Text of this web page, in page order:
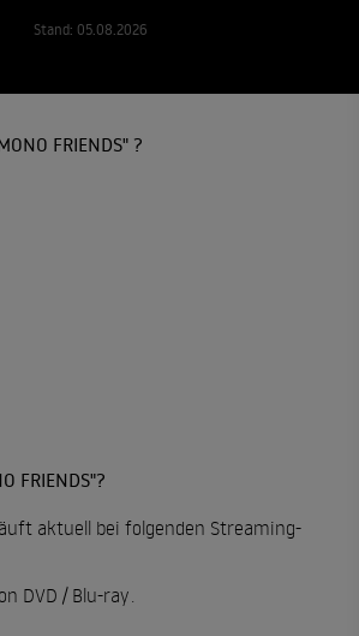
Stand: 05.08.2026
FRIENDS" ?
FRIENDS"?
aktuell bei folgenden Streaming-
DVD / Blu-ray